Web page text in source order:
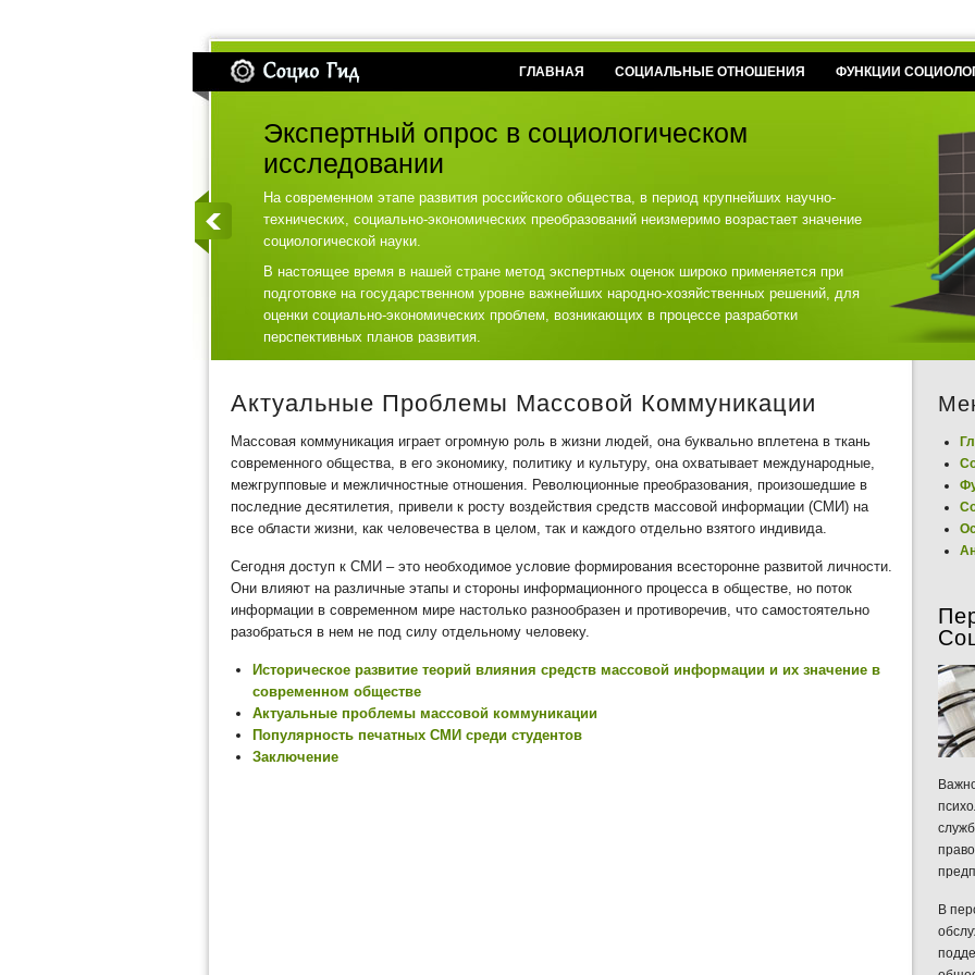
ГЛАВНАЯ СОЦИАЛЬНЫЕ ОТНОШЕНИЯ ФУНКЦИИ
Экспертный опрос в социологическом
исследовании
На современном этапе развития российского общества, в период крупнейших научно-
технических, социально-экономических преобразований неизмеримо возрастает значение
социологической науки.
В настоящее время в нашей стране метод экспертных оценок широко применяется при
подготовке на государственном уровне важнейших народно-хозяйственных решений, для
оценки социально-экономических проблем, возникающих в процессе разработки
перспективных планов развития.
Актуальные Проблемы Массовой Коммуникации
Массовая коммуникация играет огромную роль в жизни людей, она буквально вплетена в ткань
современного общества, в его экономику, политику и культуру, она охватывает международные,
межгрупповые и межличностные отношения. Революционные преобразования, произошедшие в
последние десятилетия, привели к росту воздействия средств массовой информации (СМИ) на
все области жизни, как человечества в целом, так и каждого отдельно взятого индивида.
Сегодня доступ к СМИ – это необходимое условие формирования всесторонне развитой личности.
Они влияют на различные этапы и стороны информационного процесса в обществе, но поток
информации в современном мире настолько разнообразен и противоречив, что самостоятельно
разобраться в нем не под силу отдельному человеку.
Историческое развитие теорий влияния средств массовой информации и их значение в
современном обществе
Актуальные проблемы массовой коммуникации
Популярность печатных СМИ среди студентов
Заключение
В